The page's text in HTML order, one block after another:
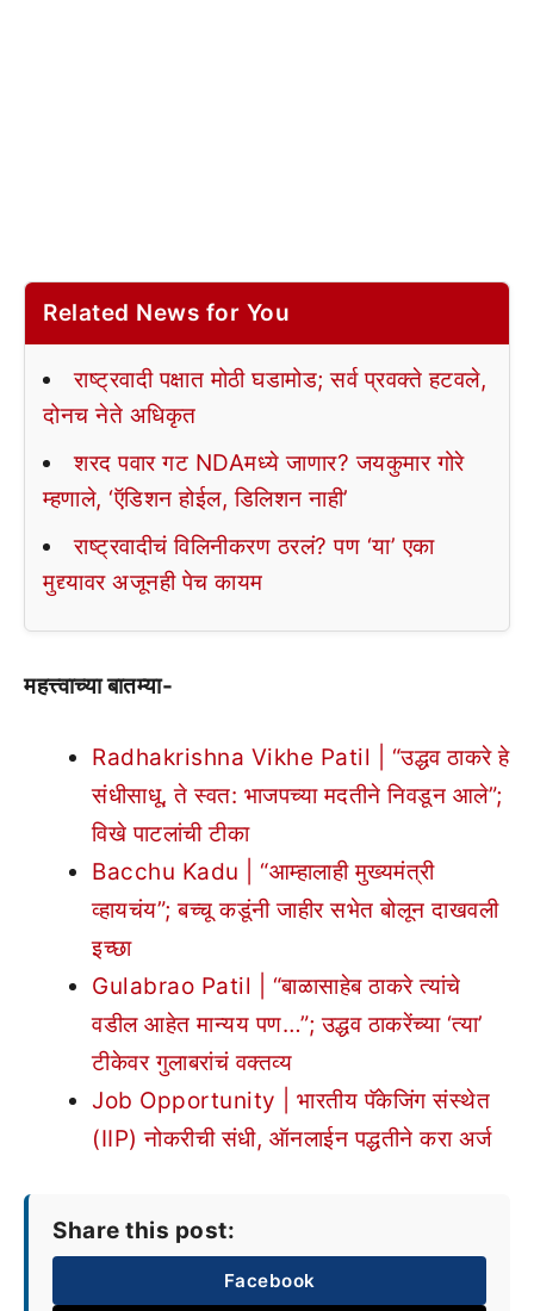
Related News for You
राष्ट्रवादी पक्षात मोठी घडामोड; सर्व प्रवक्ते हटवले,
दोनच नेते अधिकृत
शरद पवार गट NDAमध्ये जाणार? जयकुमार गोरे
म्हणाले, ‘ऍडिशन होईल, डिलिशन नाही’
राष्ट्रवादीचं विलिनीकरण ठरलं? पण ‘या’ एका
मुद्द्यावर अजूनही पेच कायम
महत्त्वाच्या बातम्या-
Radhakrishna Vikhe Patil | “उद्धव ठाकरे हे
संधीसाधू, ते स्वत: भाजपच्या मदतीने निवडून आले”;
विखे पाटलांची टीका
Bacchu Kadu | “आम्हालाही मुख्यमंत्री
व्हायचंय”; बच्चू कडूंनी जाहीर सभेत बोलून दाखवली
इच्छा
Gulabrao Patil | “बाळासाहेब ठाकरे त्यांचे
वडील आहेत मान्यय पण…”; उद्धव ठाकरेंच्या ‘त्या’
टीकेवर गुलाबरांचं वक्तव्य
Job Opportunity | भारतीय पॅकेजिंग संस्थेत
(IIP) नोकरीची संधी, ऑनलाईन पद्धतीने करा अर्ज
Share this post:
Facebook